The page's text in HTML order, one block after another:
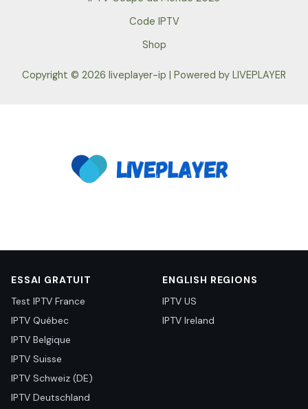
Code IPTV
Shop
Copyright © 2026 liveplayer-ip | Powered by LIVEPLAYER
ESSAI GRATUIT
Test IPTV France
IPTV Québec
IPTV Belgique
IPTV Suisse
IPTV Schweiz (DE)
IPTV Deutschland
ENGLISH REGIONS
IPTV US
IPTV Ireland